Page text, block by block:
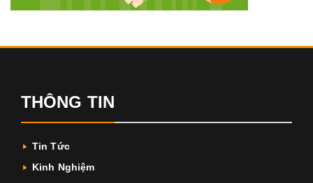
THÔNG TIN
Tin Tức
Kinh Nghiệm